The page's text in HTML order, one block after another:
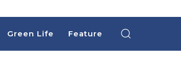
Green Life Feature